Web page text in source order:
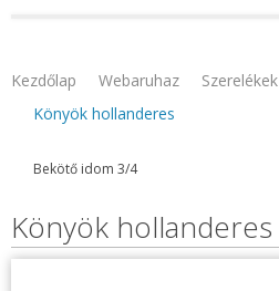
Kezdőlap Webaruhaz Szerelékek
Könyök hollanderes
Bekötő idom 3/4
Könyök hollanderes